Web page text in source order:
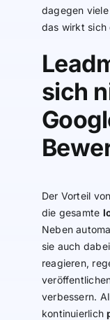
dagegen
das wirkt
sich
Der Vorteil
die gesamte
Neben
sie auch
reagieren,
verbessern.
kontinuierlich